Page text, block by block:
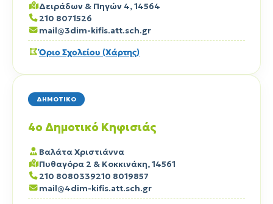
Δειράδων & Πηγών 4, 14564
210 8071526
mail@3dim-kifis.att.sch.gr
Όριο Σχολείου (Χάρτης)
ΔΗΜΟΤΙΚΟ
4ο Δημοτικό Κηφισιάς
Βαλάτα Χριστιάννα
Πυθαγόρα 2 & Κοκκινάκη, 14561
210 8080339210 8019857
mail@4dim-kifis.att.sch.gr